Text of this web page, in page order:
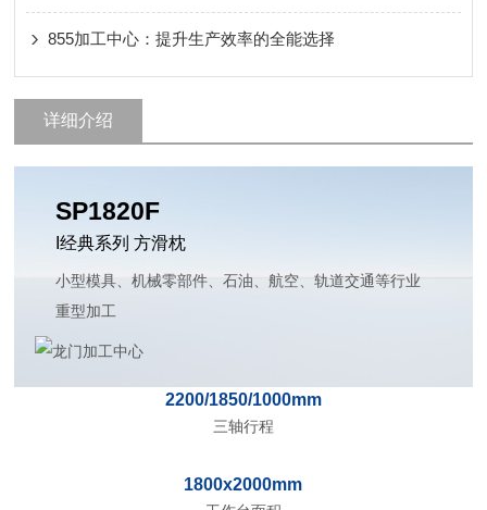
855加工中心：提升生产效率的全能选择
详细介绍
SP1820F
I经典系列 方滑枕
小型模具、机械零部件、石油、航空、轨道交通等行业
重型加工
2200/1850/1000mm
三轴行程
1800x2000mm